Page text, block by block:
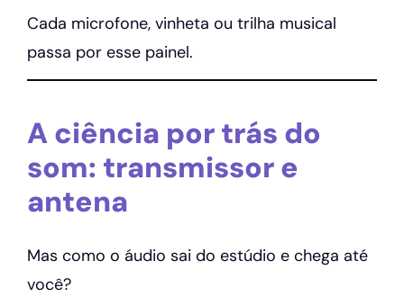
Cada microfone, vinheta ou trilha musical
passa por esse painel.
A ciência por trás do
som: transmissor e
antena
Mas como o áudio sai do estúdio e chega até
você?